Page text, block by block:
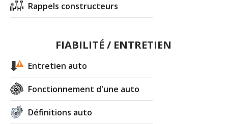
Rappels constructeurs
FIABILITÉ / ENTRETIEN
Entretien auto
Fonctionnement d'une auto
Définitions auto